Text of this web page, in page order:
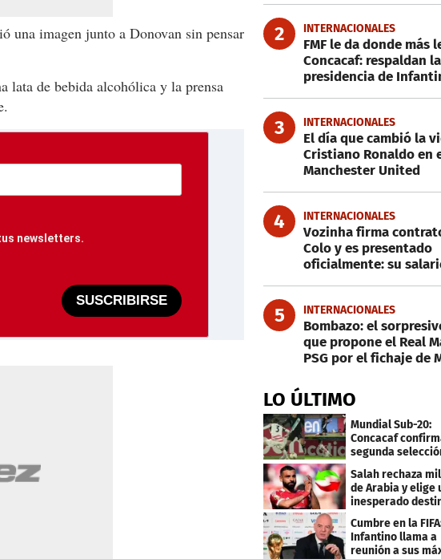
una imagen junto a Donovan sin pensar
lata de bebida alcohólica y la prensa
newsletters.
SUSCRIBIRSE
2 INTERNACIONALES
FMF le da donde más
Concacaf: respaldan la
presidencia de
3 INTERNACIONALES
El día que cambió la
Cristiano Ronaldo en
Manchester United
4 INTERNACIONALES
Vozinha firma
Colo y es presentado
oficialmente: su
5 INTERNACIONALES
Bombazo: el
que propone el Real
PSG por el fichaje de
LO ÚLTIMO
Mundial Sub-20:
Concacaf
segunda
Copa del Mundo
Salah rechaza
de Arabia y elige
inesperado
será su club
Cumbre en la
Infantino llama a
reunión a sus